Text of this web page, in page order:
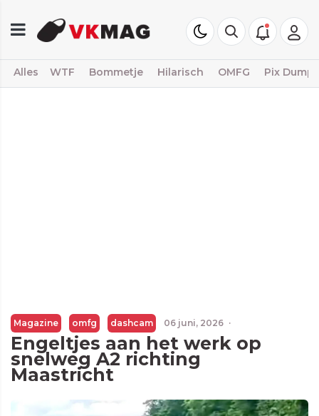
Alles WTF Bommetje Hilarisch OMFG Pix Dump
Magazine omfg dashcam 06 juni, 2026 ·
Engeltjes aan het werk op
snelweg A2 richting
Maastricht